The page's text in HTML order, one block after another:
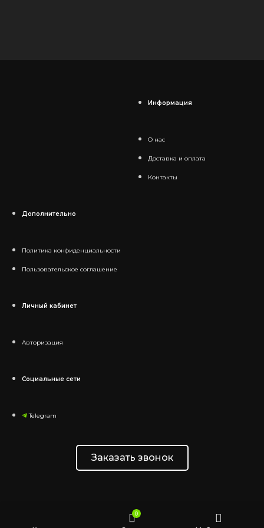
Информация
О нас
Доставка и оплата
Контакты
Дополнительно
Политика конфиденциальности
Пользовательское соглашение
Личный кабинет
Авторизация
Социальные сети
Telegram
Заказать звонок
0